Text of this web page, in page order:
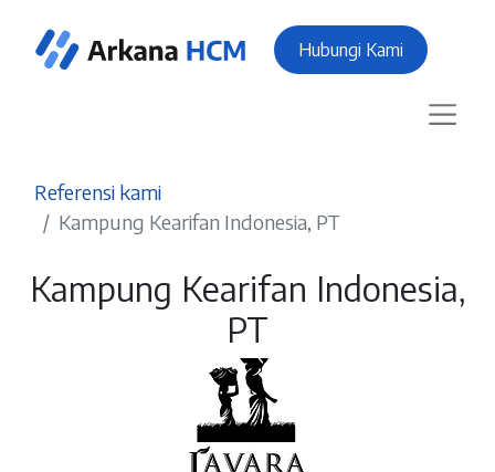
Hubungi Kami
Referensi kami
Kampung Kearifan Indonesia, PT
Kampung Kearifan Indonesia,
PT